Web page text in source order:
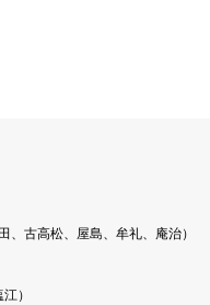
、古高松、屋島、牟礼、庵治）
）